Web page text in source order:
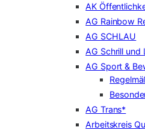
AK
AG Rainbow
AG SCHLAU
AG Schrill und
AG Sport &
AG Trans*
Arbeitskreis